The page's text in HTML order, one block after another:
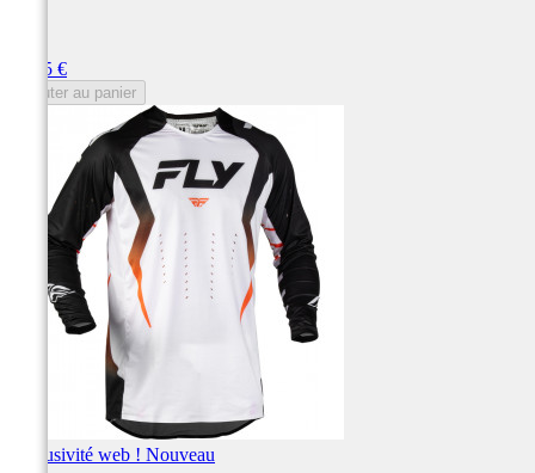
69,95 €
Ajouter au panier
Exclusivité web ! Nouveau